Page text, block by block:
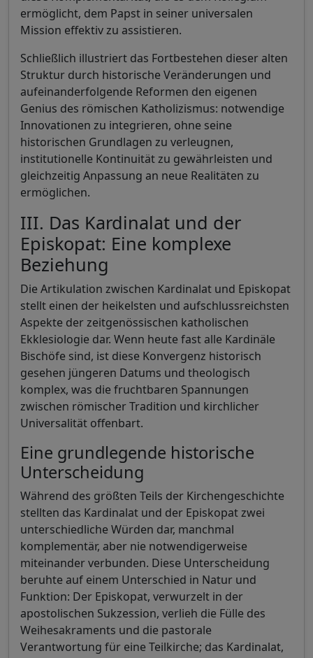
ermöglicht, dem Papst in seiner universalen
Mission effektiv zu assistieren.
Schließlich illustriert das Fortbestehen dieser alten
Struktur durch historische Veränderungen und
aufeinanderfolgende Reformen den eigenen
Genius des römischen Katholizismus: notwendige
Innovationen zu integrieren, ohne seine
historischen Grundlagen zu verleugnen,
institutionelle Kontinuität zu gewährleisten und
gleichzeitig Anpassung an neue Realitäten zu
ermöglichen.
III. Das Kardinalat und der
Episkopat: Eine komplexe
Beziehung
Die Artikulation zwischen Kardinalat und Episkopat
stellt einen der heikelsten und aufschlussreichsten
Aspekte der zeitgenössischen katholischen
Ekklesiologie dar. Wenn heute fast alle Kardinäle
Bischöfe sind, ist diese Konvergenz historisch
gesehen jüngeren Datums und theologisch
komplex, was die fruchtbaren Spannungen
zwischen römischer Tradition und kirchlicher
Universalität offenbart.
Eine grundlegende historische
Unterscheidung
Während des größten Teils der Kirchengeschichte
stellten das Kardinalat und der Episkopat zwei
unterschiedliche Würden dar, manchmal
komplementär, aber nie notwendigerweise
miteinander verbunden. Diese Unterscheidung
beruhte auf einem Unterschied in Natur und
Funktion: Der Episkopat, verwurzelt in der
apostolischen Sukzession, verlieh die Fülle des
Weihesakraments und die pastorale
Verantwortung für eine Teilkirche; das Kardinalat,